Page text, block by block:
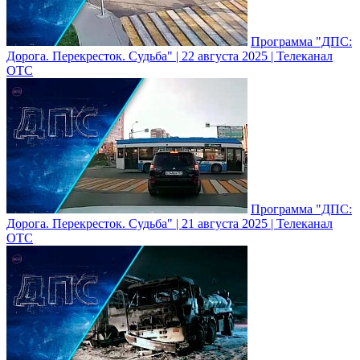
Программа "ДПС:
Дорога. Перекресток. Судьба" | 22 августа 2025 | Телеканал
ОТС
Программа "ДПС:
Дорога. Перекресток. Судьба" | 21 августа 2025 | Телеканал
ОТС